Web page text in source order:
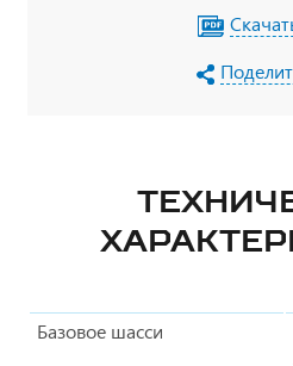
Базовое шасси